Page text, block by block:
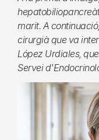
marit. A
cirurgià que va
López Urdiales,
Servei